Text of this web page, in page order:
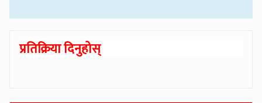
प्रतिक्रिया दिनुहोस्